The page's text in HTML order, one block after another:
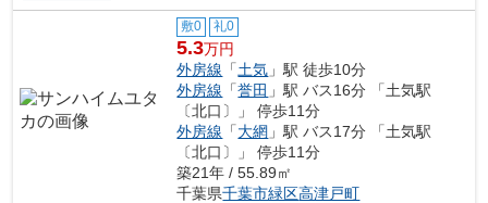
敷0 礼0
5.3万円
外房線 「土気 」駅 徒歩10分
外房線 「誉田 」駅 バス16分 「土気駅
〔北口〕」 停歩11分
外房線 「大網 」駅 バス17分 「土気駅
〔北口〕」 停歩11分
築21年 / 55.89㎡
千葉県千葉市緑区高津戸町